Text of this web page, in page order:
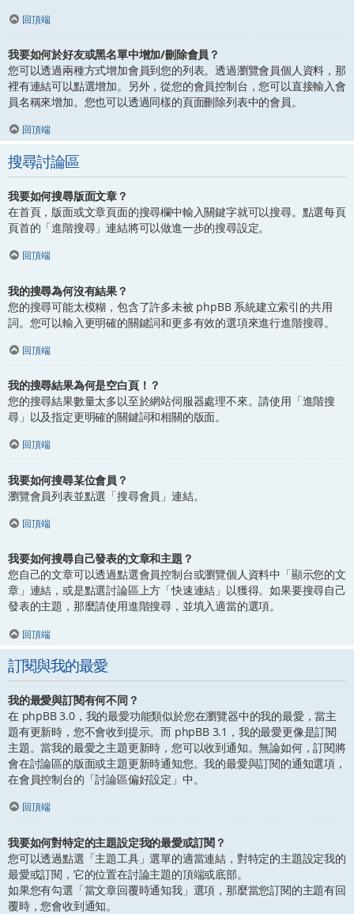
回頂端
我要如何於好友或黑名單中增加/刪除會員？
您可以透過兩種方式增加會員到您的列表。透過瀏覽會員個人資料，那
裡有連結可以點選增加。另外，從您的會員控制台，您可以直接輸入會
員名稱來增加。您也可以透過同樣的頁面刪除列表中的會員。
回頂端
搜尋討論區
我要如何搜尋版面文章？
在首頁，版面或文章頁面的搜尋欄中輸入關鍵字就可以搜尋。點選每頁
頁首的「進階搜尋」連結將可以做進一步的搜尋設定。
回頂端
我的搜尋為何沒有結果？
您的搜尋可能太模糊，包含了許多未被 phpBB 系統建立索引的共用
詞。您可以輸入更明確的關鍵詞和更多有效的選項來進行進階搜尋。
回頂端
我的搜尋結果為何是空白頁！？
您的搜尋結果數量太多以至於網站伺服器處理不來。請使用「進階搜
尋」以及指定更明確的關鍵詞和相關的版面。
回頂端
我要如何搜尋某位會員？
瀏覽會員列表並點選「搜尋會員」連結。
回頂端
我要如何搜尋自己發表的文章和主題？
您自己的文章可以透過點選會員控制台或瀏覽個人資料中「顯示您的文
章」連結，或是點選討論區上方「快速連結」以獲得。如果要搜尋自己
發表的主題，那麼請使用進階搜尋，並填入適當的選項。
回頂端
訂閱與我的最愛
我的最愛與訂閱有何不同？
在 phpBB 3.0，我的最愛功能類似於您在瀏覽器中的我的最愛，當主
題有更新時，您不會收到提示。而 phpBB 3.1，我的最愛更像是訂閱
主題。當我的最愛之主題更新時，您可以收到通知。無論如何，訂閱將
會在討論區的版面或主題更新時通知您。我的最愛與訂閱的通知選項，
在會員控制台的「討論區偏好設定」中。
回頂端
我要如何對特定的主題設定我的最愛或訂閱？
您可以透過點選「主題工具」選單的適當連結，對特定的主題設定我的
最愛或訂閱，它的位置在討論主題的頂端或底部。
如果您有勾選「當文章回覆時通知我」選項，那麼當您訂閱的主題有回
覆時，您會收到通知。